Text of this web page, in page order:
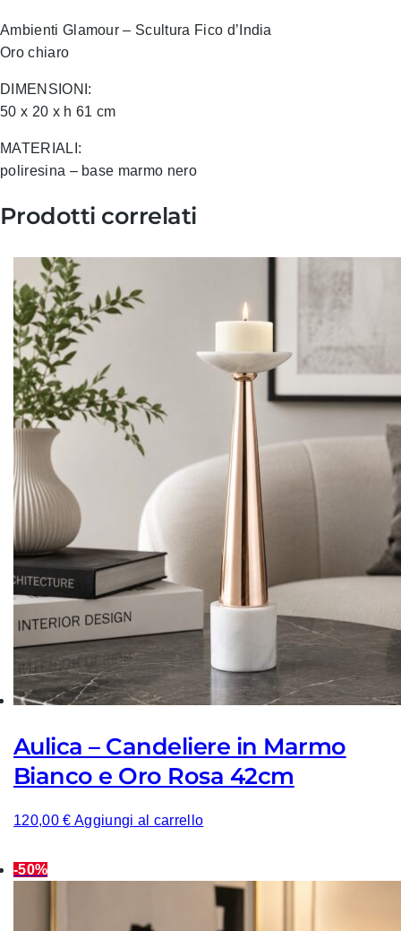
Ambienti Glamour – Scultura Fico d’India
Oro chiaro
DIMENSIONI:
50 x 20 x h 61 cm
MATERIALI:
poliresina – base marmo nero
Prodotti correlati
Aulica – Candeliere in Marmo
Bianco e Oro Rosa 42cm
120,00€ Aggiungi al carrello
-50%